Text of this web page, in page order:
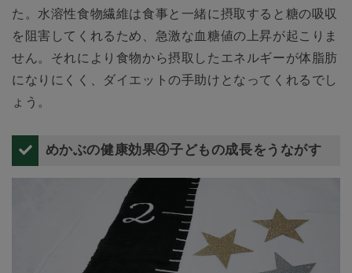
た。水溶性食物繊維は食事と一緒に摂取すると糖の吸収
を阻害してくれるため、急激な血糖値の上昇が起こりま
せん。それにより食物から摂取したエネルギーが体脂肪
になりにくく、ダイエットの手助けとなってくれるでし
ょう。
めかぶの健康効果④子どもの成長をうながす